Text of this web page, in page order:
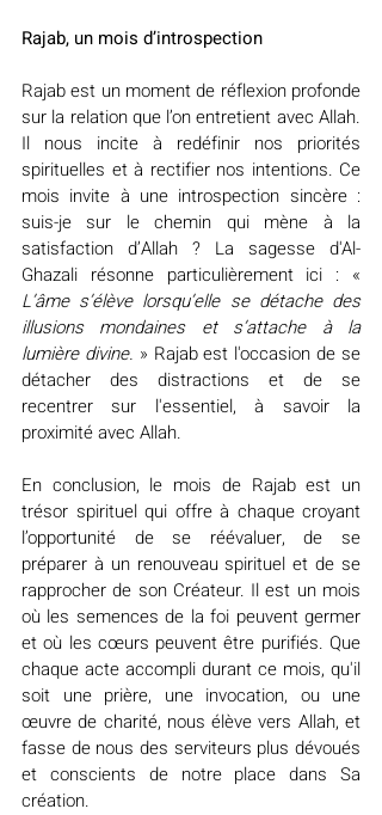
Rajab, un mois d’introspection
Rajab est un moment de réflexion profonde
sur la relation que l’on entretient avec Allah.
Il nous incite à redéfinir nos priorités
spirituelles et à rectifier nos intentions. Ce
mois invite à une introspection sincère :
suis-je sur le chemin qui mène à la
satisfaction d’Allah ? La sagesse d'Al-
L’âme s’élève lorsqu’elle se détache des
illusions mondaines et s’attache à la
lumière divine. » Rajab est l'occasion de se
détacher des distractions et de se
recentrer sur l'essentiel, à savoir la
proximité avec Allah.
En conclusion, le mois de Rajab est un
trésor spirituel qui offre à chaque croyant
l’opportunité de se réévaluer, de se
préparer à un renouveau spirituel et de se
rapprocher de son Créateur. Il est un mois
où les semences de la foi peuvent germer
et où les cœurs peuvent être purifiés. Que
chaque acte accompli durant ce mois, qu'il
soit une prière, une invocation, ou une
œuvre de charité, nous élève vers Allah, et
fasse de nous des serviteurs plus dévoués
et conscients de notre place dans Sa
création.